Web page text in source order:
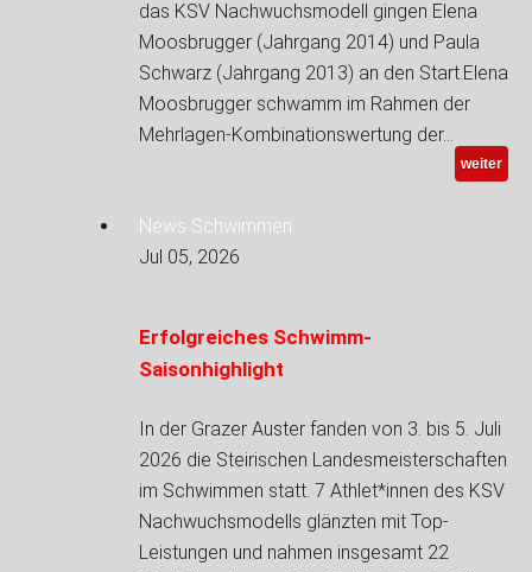
das KSV Nachwuchsmodell gingen Elena
Moosbrugger (Jahrgang 2014) und Paula
Schwarz (Jahrgang 2013) an den Start.Elena
Moosbrugger schwamm im Rahmen der
Mehrlagen-Kombinationswertung der…
weiter
News Schwimmen
Jul 05, 2026
Erfolgreiches Schwimm-
Saisonhighlight
In der Grazer Auster fanden von 3. bis 5. Juli
2026 die Steirischen Landesmeisterschaften
im Schwimmen statt. 7 Athlet*innen des KSV
Nachwuchsmodells glänzten mit Top-
Leistungen und nahmen insgesamt 22